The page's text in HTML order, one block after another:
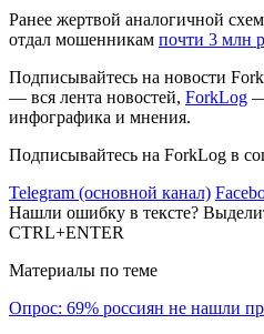
Ранее жертвой аналогичной
отдал мошенникам почти 3 млн
Подписывайтесь на новости
— вся лента новостей, ForkLog
инфографика и мнения.
Подписывайтесь на ForkLog в
Telegram (основной канал)
Нашли ошибку в тексте?
CTRL+ENTER
Материалы по теме
Опрос: 69% россиян не нашли